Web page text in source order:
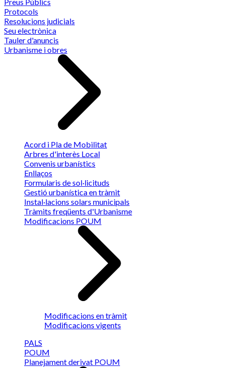
Protocols
Resolucions judicials
Seu electrònica
Tauler d'anuncis
Urbanisme i obres
Acord i Pla de Mobilitat
Arbres d'interès Local
Convenis urbanístics
Enllaços
Formularis de sol·licituds
Gestió urbanística en tràmit
Instal·lacions solars municipals
Tràmits freqüents d'Urbanisme
Modificacions POUM
Modificacions en tràmit
Modificacions vigents
PALS
POUM
Planejament derivat POUM